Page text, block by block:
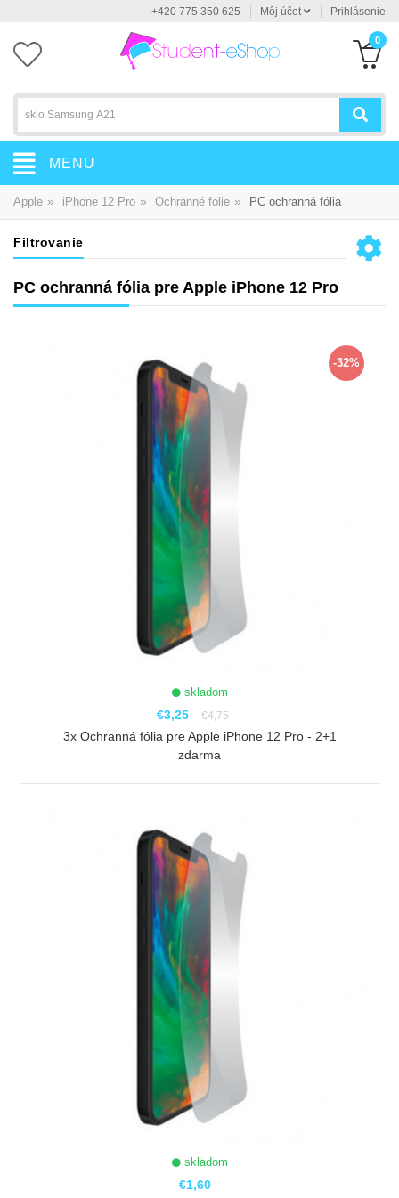
+420 775 350 625 Môj účet Prihlásenie
0
MENU
Apple » iPhone 12 Pro » Ochranné fólie » PC ochranná fólia
Filtrovanie
PC ochranná fólia pre Apple iPhone 12 Pro
-32%
skladom
€3,25 €4,75
3x Ochranná fólia pre Apple iPhone 12 Pro - 2+1
zdarma
skladom
€1,60